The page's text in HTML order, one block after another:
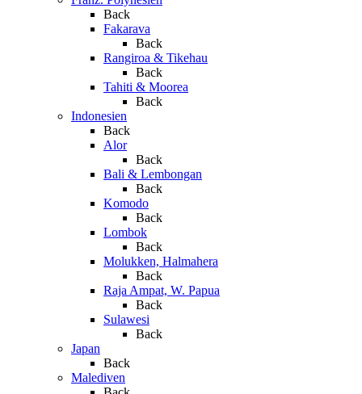
Back
Fakarava
Back
Rangiroa & Tikehau
Back
Tahiti & Moorea
Back
Indonesien
Back
Alor
Back
Bali & Lembongan
Back
Komodo
Back
Lombok
Back
Molukken, Halmahera
Back
Raja Ampat, W. Papua
Back
Sulawesi
Back
Japan
Back
Malediven